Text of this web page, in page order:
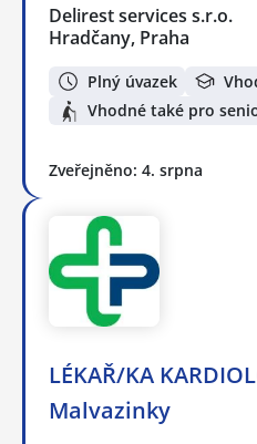
Delirest services s.r.o.
Hradčany, Praha
Plný úvazek
Vhodné také pro
Zveřejněno: 4. srpna
LÉKAŘ/KA
Malvazinky